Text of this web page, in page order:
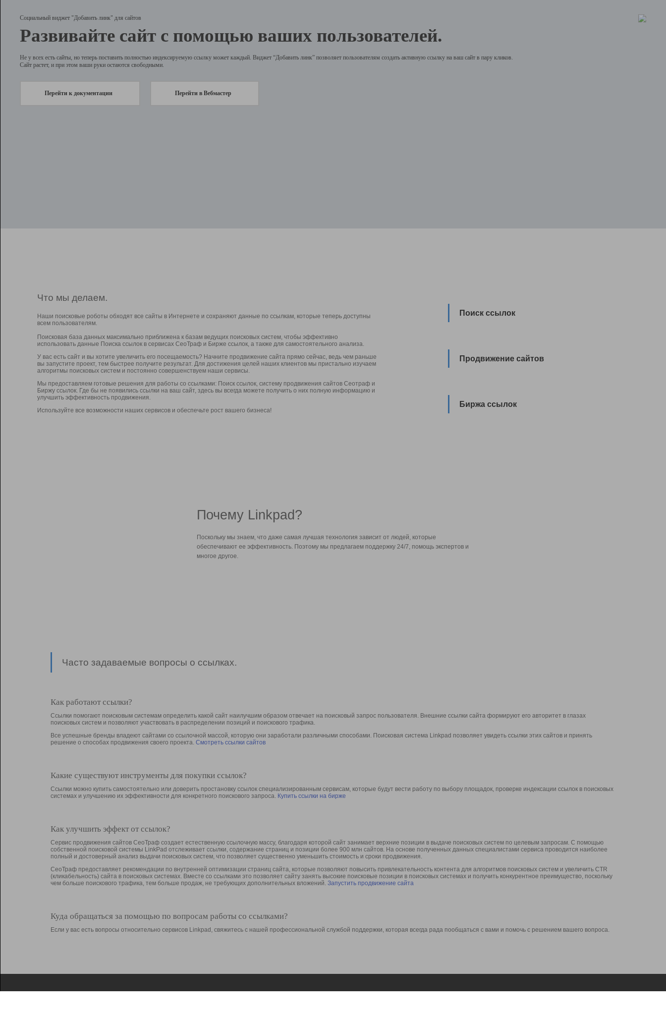
Социальный виджет "Добавить линк" для сайтов
Развивайте сайт с помощью ваших пользователей.
Не у всех есть сайты, но теперь поставить полностью индексируемую ссылку может каждый. Виджет “Добавить линк” позволяет пользователям создать активную ссылку на ваш сайт в пару кликов.
Сайт растет, и при этом ваши руки остаются свободными.
Перейти к документации Перейти в Вебмастер
Что мы делаем.
Наши поисковые роботы обходят все сайты в Интернете и сохраняют данные по ссылкам, которые теперь доступны
всем пользователям.
Поисковая база данных максимально приближена к базам ведущих поисковых систем, чтобы эффективно
использовать данные Поиска ссылок в сервисах СеоТраф и Бирже ссылок, а также для самостоятельного анализа.
У вас есть сайт и вы хотите увеличить его посещаемость? Начните продвижение сайта прямо сейчас, ведь чем раньше
вы запустите проект, тем быстрее получите результат. Для достижения целей наших клиентов мы пристально изучаем
алгоритмы поисковых систем и постоянно совершенствуем наши сервисы.
Мы предоставляем готовые решения для работы со ссылками: Поиск ссылок, систему продвижения сайтов Сеотраф и
Биржу ссылок. Где бы не появились ссылки на ваш сайт, здесь вы всегда можете получить о них полную информацию и
улучшить эффективность продвижения.
Используйте все возможности наших сервисов и обеспечьте рост вашего бизнеса!
Поиск ссылок
Продвижение сайтов
Биржа ссылок
Почему Linkpad?
Поскольку мы знаем, что даже самая лучшая технология зависит от людей, которые
обеспечивают ее эффективность. Поэтому мы предлагаем поддержку 24/7, помощь экспертов и
многое другое.
Часто задаваемые вопросы о ссылках.
Как работают ссылки?
Ссылки помогают поисковым системам определить какой сайт наилучшим образом отвечает на поисковый запрос пользователя. Внешние ссылки сайта формируют его авторитет в глазах
поисковых систем и позволяют участвовать в раcпределении позиций и поискового трафика.
Все успешные бренды владеют сайтами со ссылочной массой, которую они заработали различными способами. Поисковая система Linkpad позволяет увидеть ссылки этих сайтов и принять
решение о способах продвижения своего проекта. Смотреть ссылки сайтов
Какие существуют инструменты для покупки ссылок?
Ссылки можно купить самостоятельно или доверить простановку ссылок специализированным сервисам, которые будут вести работу по выбору площадок, проверке индексации ссылок в поисковых
системах и улучшению их эффективности для конкретного поискового запроса. Купить ссылки на бирже
Как улучшить эффект от ссылок?
Сервис продвижения сайтов СеоТраф создает естественную ссылочную массу, благодаря которой сайт занимает верхние позиции в выдаче поисковых систем по целевым запросам. С помощью
собственной поисковой системы LinkPad отслеживает ссылки, содержание страниц и позиции более 900 млн сайтов. На основе полученных данных специалистами сервиса проводится наиболее
полный и достоверный анализ выдачи поисковых систем, что позволяет существенно уменьшить стоимость и сроки продвижения.
СеоТраф предоставляет рекомендации по внутренней оптимизации страниц сайта, которые позволяют повысить привлекательность контента для алгоритмов поисковых систем и увеличить CTR
(кликабельность) сайта в поисковых системах. Вместе со ссылками это позволяет сайту занять высокие поисковые позиции в поисковых системах и получить конкурентное преимущество, поскольку
чем больше поискового трафика, тем больше продаж, не требующих дополнительных вложений. Запустить продвижение сайта
Куда обращаться за помощью по вопросам работы со ссылками?
Если у вас есть вопросы относительно сервисов Linkpad, свяжитесь с нашей профессиональной службой поддержки, которая всегда рада пообщаться с вами и помочь с решением вашего вопроса.